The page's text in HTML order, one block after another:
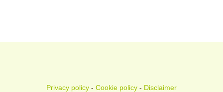
Privacy policy- Cookie policy- Disclaimer